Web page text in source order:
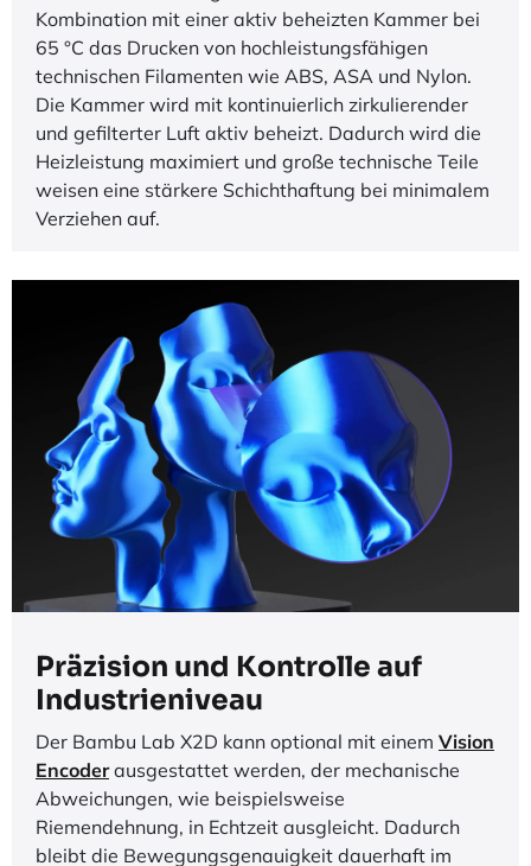
Im Kühlmodus, der für Filamente mit niedriger
Temperaturbeständigkeit wie PLA ausgelegt ist,
saugt der X2D frische Kühlluft durch die externe
Ansaugöffnung an und leitet warme Luft durch den
Auslass ab. Dadurch entsteht ein kontinuierlicher
Luftaustausch. Dies gewährleistet, dass Überhänge
und Brücken sauber und klar gedruckt werden.
Kombination mit einer aktiv beheizten Kammer bei
65 °C das Drucken von hochleistungsfähigen
technischen Filamenten wie ABS, ASA und Nylon.
Die Kammer wird mit kontinuierlich zirkulierender
und gefilterter Luft aktiv beheizt. Dadurch wird die
Heizleistung maximiert und große technische Teile
weisen eine stärkere Schichthaftung bei minimalem
Verziehen auf.